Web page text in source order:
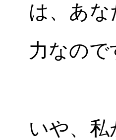
は、あ
力なの
いや、